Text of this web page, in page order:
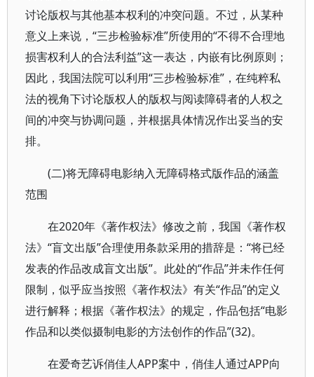
讨论版权与其他基本权利的冲突问题。不过，从某种
意义上来说，“三步检验标准”所使用的“不得不合理地
损害权利人的合法利益”这一表达，内嵌有比例原则；
因此，我国法院可以利用“三步检验标准”，在纯粹私
法的视角下讨论版权人的版权与阅读障碍者的人权之
间的冲突与协调问题，并根据具体情况作出妥当的安
排。
(二)将无障碍电影纳入无障碍格式版作品的涵盖
范围
在2020年《著作权法》修改之前，我国《著作权
法》“盲文出版”合理使用条款采用的措辞是：“将已经
发表的作品改成盲文出版”。此处的“作品”并未作任何
限制，似乎应当按照《著作权法》有关“作品”的定义
进行解释；根据《著作权法》的规定，作品包括“电影
作品和以类似摄制电影的方法创作的作品”(32)。
在爱奇艺诉俏佳人APP案中，俏佳人通过APP向